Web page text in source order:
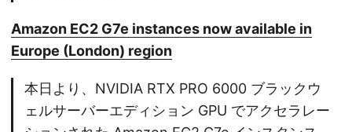
Amazon EC2 G7e instances now available in
Europe (London) region
本日より、NVIDIA RTX PRO 6000 ブラックウ
ェルサーバーエディション GPU でアクセラレー